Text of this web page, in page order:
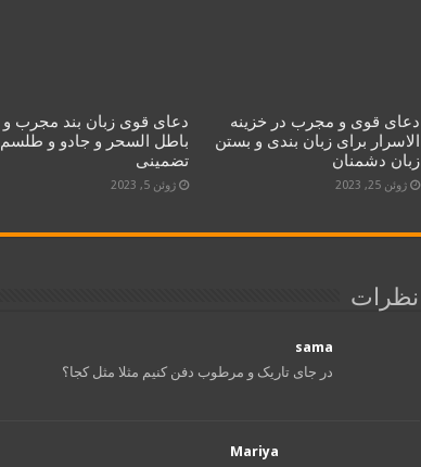
دعای قوی و مجرب در خزینه
الاسرار برای زبان بندی و بستن
زبان دشمنان
ژوئن 25, 2023
دعای قوی زبان بند مجرب و
باطل السحر و جادو و طلسم
تضمینی
ژوئن 5, 2023
sama
در جای تاریک و مرطوب دفن کنیم مثلا مثل کجا؟
Mariya